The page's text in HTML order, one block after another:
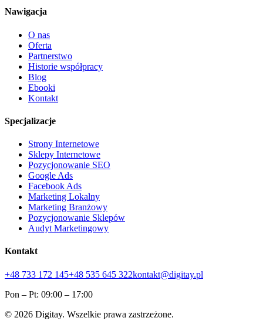
Nawigacja
O nas
Oferta
Partnerstwo
Historie współpracy
Blog
Ebooki
Kontakt
Specjalizacje
Strony Internetowe
Sklepy Internetowe
Pozycjonowanie SEO
Google Ads
Facebook Ads
Marketing Lokalny
Marketing Branżowy
Pozycjonowanie Sklepów
Audyt Marketingowy
Kontakt
+48 733 172 145+48 535 645 322kontakt@digitay.pl
Pon – Pt: 09:00 – 17:00
© 2026 Digitay. Wszelkie prawa zastrzeżone.